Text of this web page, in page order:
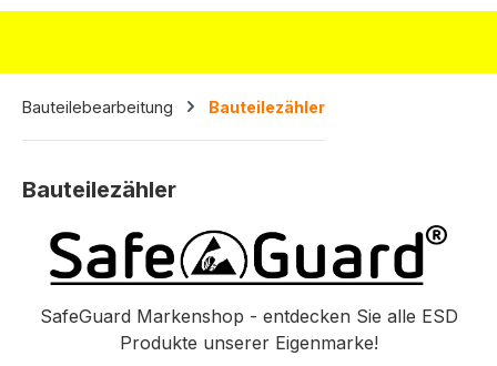
Bauteilebearbeitung Bauteilezähler
Bauteilezähler
SafeGuard Markenshop - entdecken Sie alle ESD
Produkte unserer Eigenmarke!